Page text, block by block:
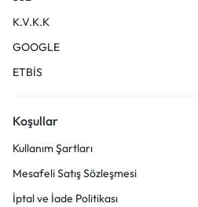
K.V.K.K
GOOGLE
ETBİS
Koşullar
Kullanım Şartları
Mesafeli Satış Sözleşmesi
İptal ve İade Politikası